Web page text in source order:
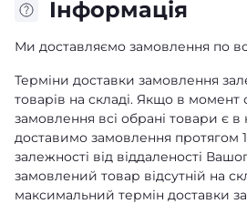
Iнформація
Ми доставляємо замовлення по
Терміни доставки замовлення
товарів на складі. Якщо в
замовлення всі обрані товари є в
доставимо замовлення протягом
залежності від віддаленості
замовлений товар відсутній на
максимальний термін доставки